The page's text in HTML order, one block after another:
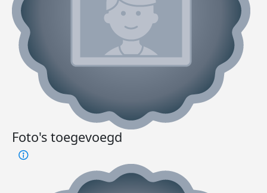
Foto's toegevoegd